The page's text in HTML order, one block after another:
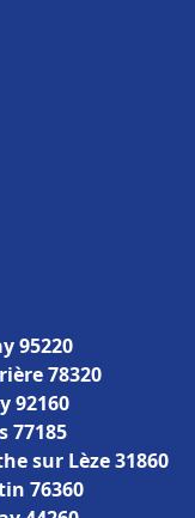
95220
78320
92160
77185
sur Lèze 31860
76360